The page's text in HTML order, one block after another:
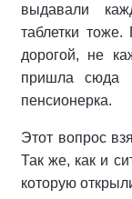
выдавали
таблетки
дорогой, не
пришла сюда
пенсионерка.
Этот вопрос
Так же, как и
которую